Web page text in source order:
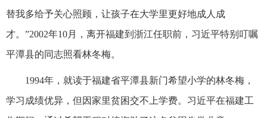
替我多给予关心照顾，让孩子在大学里更好地成人成
才。”2002年10月，离开福建到浙江任职前，习近平特别叮嘱
平潭县的同志照看林冬梅。
1994年，就读于福建省平潭县新门希望小学的林冬梅，
学习成绩优异，但因家里贫困交不上学费。习近平在福建工